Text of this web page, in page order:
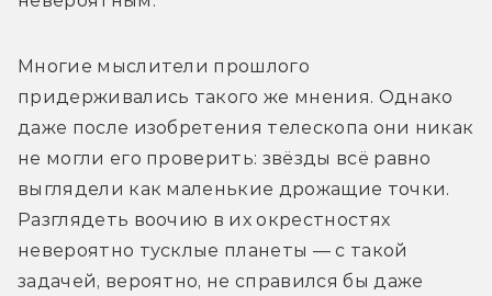
Многие мыслители прошлого
придерживались такого же мнения. Однако
даже после изобретения телескопа они никак
не могли его проверить: звёзды всё равно
выглядели как маленькие дрожащие точки.
Разглядеть воочию в их окрестностях
невероятно тусклые планеты — с такой